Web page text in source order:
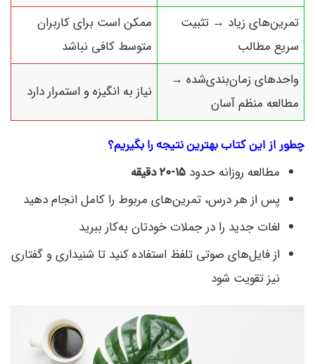
تمرین‌های زیاد → تثبیت
سریع مطالب
ممکن است برای کاربران
متوسط کافی نباشد
واحدهای زمان‌بندی‌شده →
مطالعه منظم آسان
نیاز به انگیزه و استمرار دارد
چطور از این کتاب بهترین نتیجه را بگیریم؟
مطالعه روزانه حدود ۱۵‑۲۰ دقیقه
پس از هر درس، تمرین‌های مربوط را کامل انجام دهید
لغات جدید را در جملات خودتان به‌کار ببرید
از فایل‌های صوتی تلفظ استفاده کنید تا شنیداری و گفتاری
نیز تقویت شود